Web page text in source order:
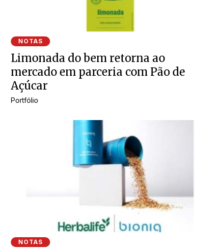
NOTAS
Limonada do bem retorna ao
mercado em parceria com Pão de
Açúcar
Portfólio
NOTAS